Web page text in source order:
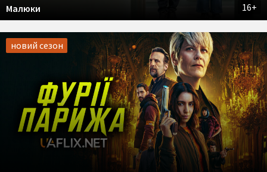
16+
Малюки
новий сезон